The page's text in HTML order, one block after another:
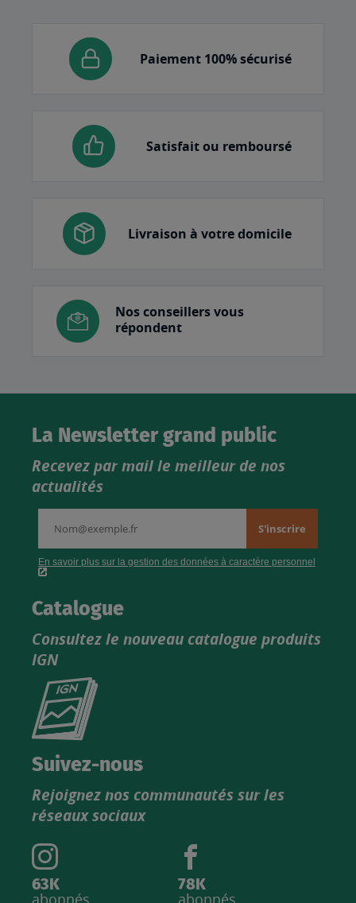
Paiement 100% sécurisé
Satisfait ou remboursé
Livraison à votre domicile
Nos conseillers vous
répondent
La Newsletter grand public
Recevez par mail le meilleur de nos
actualités
Catalogue
Consultez le nouveau catalogue produits
IGN
Consultez
catalogue
Suivez-nous
Rejoignez nos communautés sur les
réseaux sociaux
63K 78K